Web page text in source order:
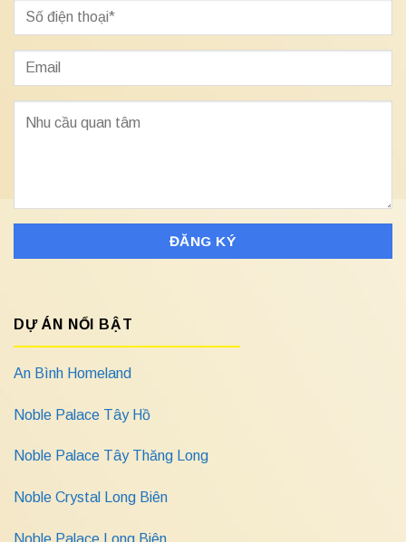
DỰ ÁN NỔI BẬT
An Bình Homeland
Noble Palace Tây Hồ
Noble Palace Tây Thăng Long
Noble Crystal Long Biên
Noble Palace Long Biên